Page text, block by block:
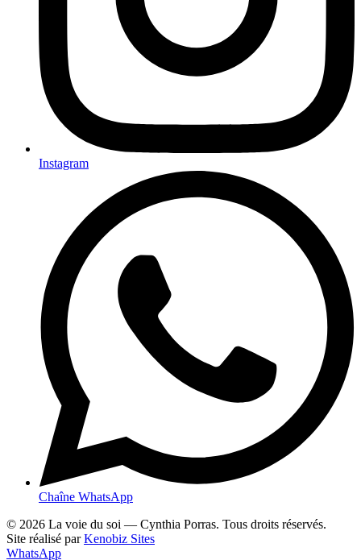
Instagram
Chaîne WhatsApp
© 2026 La voie du soi — Cynthia Porras. Tous droits réservés.
Site réalisé par Kenobiz Sites
WhatsApp